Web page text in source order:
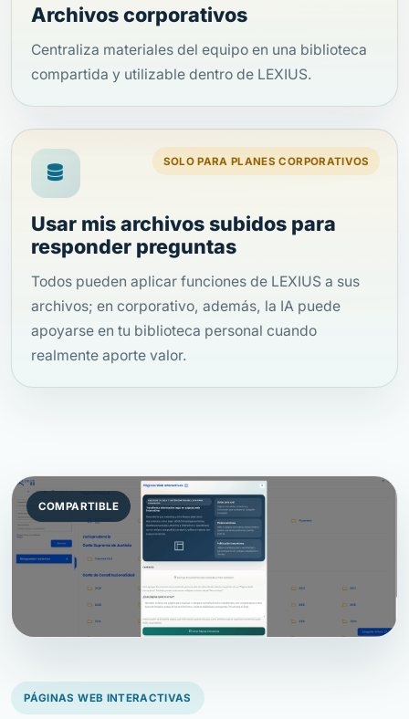
Archivos corporativos
Centraliza materiales del equipo en una biblioteca
compartida y utilizable dentro de LEXIUS.
SOLO PARA PLANES CORPORATIVOS
Usar mis archivos subidos para
responder preguntas
Todos pueden aplicar funciones de LEXIUS a sus
archivos; en corporativo, además, la IA puede
apoyarse en tu biblioteca personal cuando
realmente aporte valor.
COMPARTIBLE
PÁGINAS WEB INTERACTIVAS